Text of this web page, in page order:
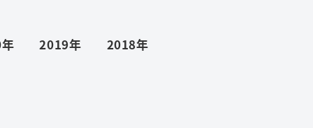
2019年 2018年